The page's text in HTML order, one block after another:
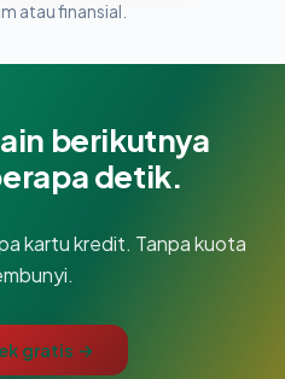
atau finansial.
berikutnya
detik.
kartu kredit. Tanpa kuota
gratis →